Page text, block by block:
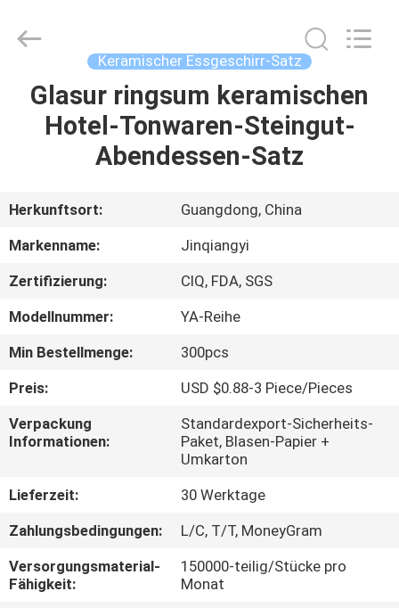
HAUS
PRODUKTE
ÜBER
UNS
FABRIK-
AUSFLUG
QUALITÄTSKONTROLLE
TRETEN
MIT
UNS
IN
VERBINDUNG
Copyright
ceramicdinnerwareset.com.
Keramischer Essgeschirr-Satz
Glasur ringsum keramischen
Hotel-Tonwaren-Steingut-
Abendessen-Satz
Herkunftsort:
Guangdong, China
Markenname:
Jinqiangyi
Zertifizierung:
CIQ, FDA, SGS
Modellnummer:
YA-Reihe
Min Bestellmenge:
300pcs
Preis:
USD $0.88-3 Piece/Pieces
Verpackung
Informationen:
Standardexport-Sicherheits-
Paket, Blasen-Papier +
Umkarton
Lieferzeit:
30 Werktage
Zahlungsbedingungen:
L/C, T/T, MoneyGram
Versorgungsmaterial-
Fähigkeit:
150000-teilig/Stücke pro
Monat